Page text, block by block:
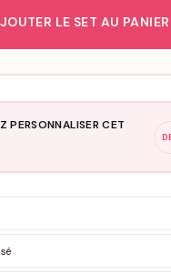
LE SET AU PANIER
PERSONNALISER CET
sur mesure
· Personnalisation de 3 à 10€
?*